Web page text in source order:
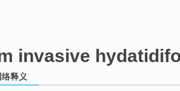
invasive
络释义